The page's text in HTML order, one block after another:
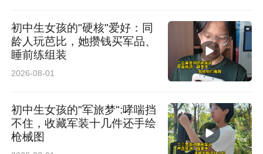
初中生女孩的"硬核"爱好：同
龄人玩芭比，她攒钱买军品、
睡前练组装
2026-08-01
初中生女孩的"军旅梦":哮喘挡
不住，收藏军装十几件还手绘
枪械图